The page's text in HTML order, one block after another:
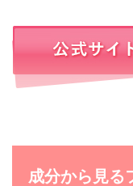
成分から見る